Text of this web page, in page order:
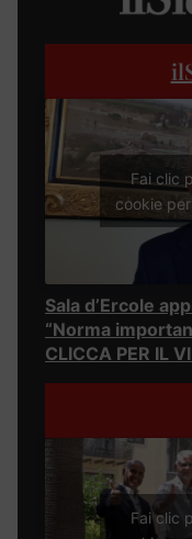
Fai clic
cookie
Sala d’Ercole
“Norma
CLICCA PER IL
Fai clic